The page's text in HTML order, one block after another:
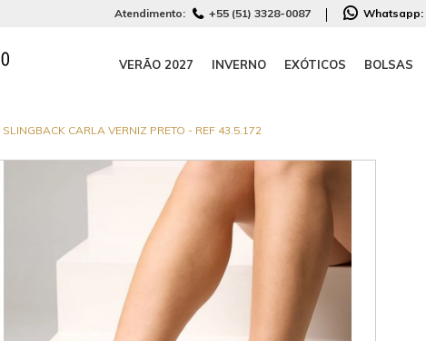
Atendimento: +55 (51) 3328-0087 Whatsapp:
VERÃO 2027 INVERNO EXÓTICOS BOLSAS
SLINGBACK CARLA VERNIZ PRETO - REF 43.5.172